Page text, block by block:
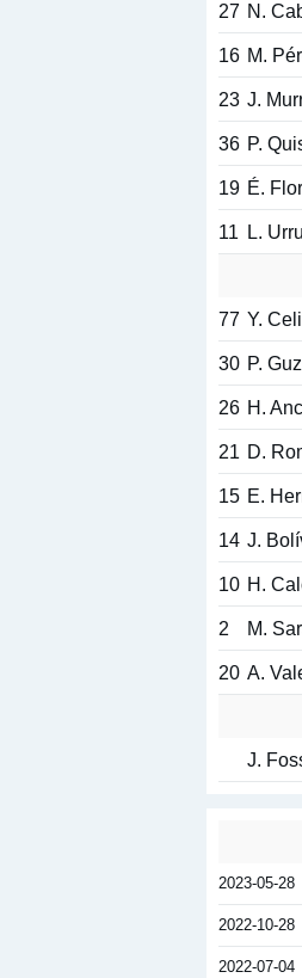
27 N.
16 M.
23 J.
36 P.
19 É.
11 L.
77 Y. Celi
30 P.
26 H.
21 D.
15 E.
14 J.
10 H.
2 M.
20 A.
J.
2023-05-28
2022-10-28
2022-07-04